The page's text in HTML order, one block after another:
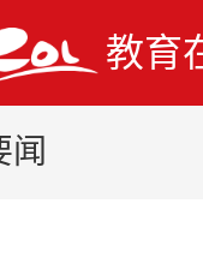
教育
闻